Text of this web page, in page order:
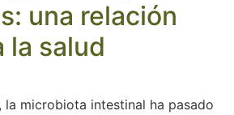
una relación
la salud
la microbiota intestinal ha pasado